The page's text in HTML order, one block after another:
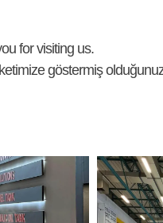
for visiting us.
göstermiş